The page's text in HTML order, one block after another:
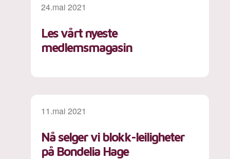
24.mai 2021
Les vårt nyeste
medlemsmagasin
11.mai 2021
Nå selger vi blokk-leiligheter
på Bondelia Hage